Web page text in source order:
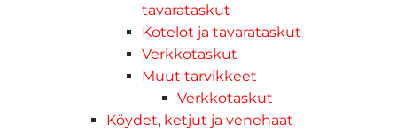
tavarataskut
Kotelot ja tavarataskut
Verkkotaskut
Muut tarvikkeet
Verkkotaskut
Köydet, ketjut ja venehaat